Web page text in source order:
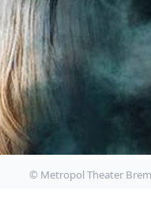
© Metropol Theater